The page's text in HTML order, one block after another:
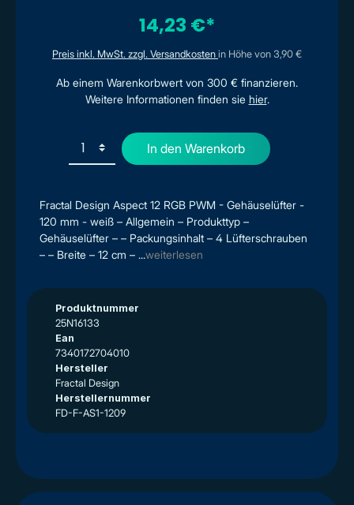
Fractal Design Aspect 12 RGB PWM - Gehäuselüfter -
120 mm - weiß – Allgemein – Produkttyp –
Gehäuselüfter – – Packungsinhalt – 4 Lüfterschrauben
– – Breite – 12 cm – ...weiterlesen
Produktnummer
25N16133
Ean
7340172704010
Hersteller
Fractal Design
Herstellernummer
FD-F-AS1-1209
14,23 €*
Preis inkl. MwSt. zzgl. Versandkosten in Höhe von 3,90 €
Ab einem Warenkorbwert von 300 € finanzieren.
Weitere Informationen finden sie hier.
In den Warenkorb